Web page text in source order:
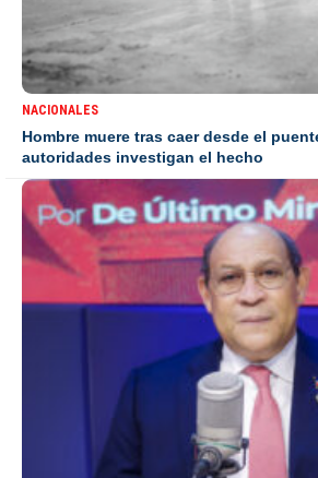
NACIONALES
Hombre muere tras caer desde el
autoridades investigan el hecho